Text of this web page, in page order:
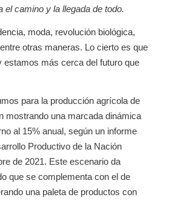
el camino y la llegada de todo.
moda, revolución biológica,
otras maneras. Lo cierto es que
estamos más cerca del futuro que
para la producción agrícola de
mostrando una marcada dinámica
al 15% anual, según un informe
Productivo de la Nación
de 2021. Este escenario da
que se complementa con el de
una paleta de productos con